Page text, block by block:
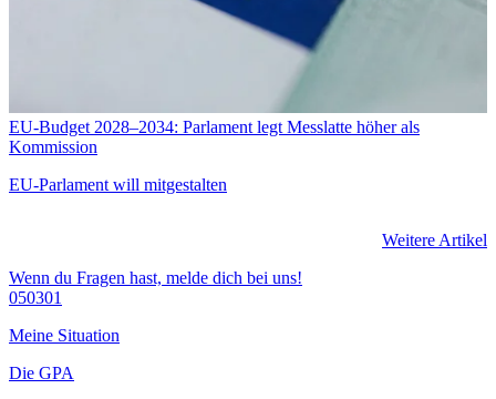
EU-Budget 2028–2034: Parlament legt Messlatte höher als
Kommission
EU-Parlament will mitgestalten
Weitere Artikel
Wenn du Fragen hast, melde dich bei uns!
050301
Meine Situation
Die GPA